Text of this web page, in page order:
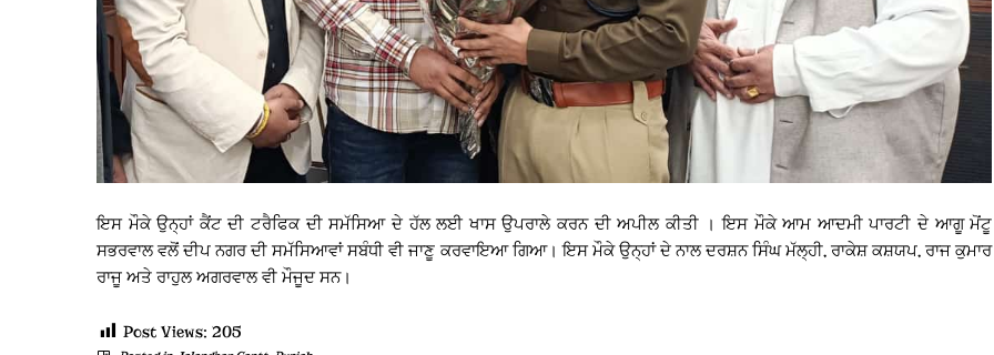
ਇਸ ਮੌਕੇ ਉਨ੍ਹਾਂ ਕੈਂਟ ਦੀ ਟਰੈਫਿਕ ਦੀ ਸਮੱਸਿਆ ਦੇ ਹੱਲ ਲਈ ਖਾਸ ਉਪਰਾਲੇ ਕਰਨ ਦੀ ਅਪੀਲ ਕੀਤੀ । ਇਸ ਮੌਕੇ ਆਮ ਆਦਮੀ ਪਾਰਟੀ ਦੇ ਆਗੂ ਮੋਂਟੂ
ਸਭਰਵਾਲ ਵਲੋਂ ਦੀਪ ਨਗਰ ਦੀ ਸਮੱਸਿਆਵਾਂ ਸਬੰਧੀ ਵੀ ਜਾਣੂ ਕਰਵਾਇਆ ਗਿਆ। ਇਸ ਮੌਕੇ ਉਨ੍ਹਾਂ ਦੇ ਨਾਲ ਦਰਸ਼ਨ ਸਿੰਘ ਮੱਲ੍ਹੀ, ਰਾਕੇਸ਼ ਕਸ਼ਯਪ, ਰਾਜ ਕੁਮਾਰ
ਰਾਜੂ ਅਤੇ ਰਾਹੁਲ ਅਗਰਵਾਲ ਵੀ ਮੌਜੂਦ ਸਨ।
Post Views: 205